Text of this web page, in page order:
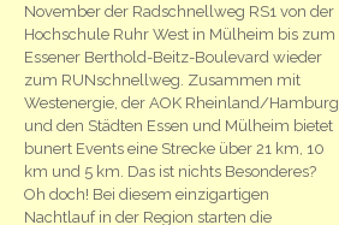
November der Radschnellweg RS1 von der
Hochschule Ruhr West in Mülheim bis zum
Essener Berthold-Beitz-Boulevard wieder
zum RUNschnellweg. Zusammen mit
Westenergie, der AOK Rheinland/Hamburg
und den Städten Essen und Mülheim bietet
bunert Events eine Strecke über 21 km, 10
km und 5 km. Das ist nichts Besonderes?
Oh doch! Bei diesem einzigartigen
Nachtlauf in der Region starten die